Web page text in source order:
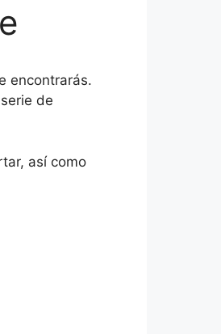
encontrarás.
de
así como